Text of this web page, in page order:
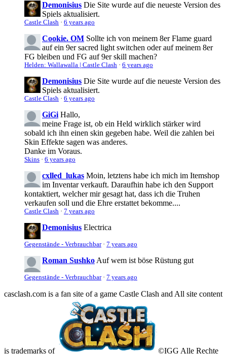
Demonisius Die Site wurde auf die neueste Version des
Spiels aktualisiert.
Castle Clash · 6 years ago
Cookie. OM Sollte ich von meinem 8er Flame guard
auf ein 9er sacred light switchen oder auf meinem 8er
FG bleiben und FG auf 9er skill machen?
Helden: Wallawalla | Castle Clash · 6 years ago
Demonisius Die Site wurde auf die neueste Version des
Spiels aktualisiert.
Castle Clash · 6 years ago
GiGi Hallo,
meine Frage ist, ob ein Held wirklich stärker wird
sobald ich ihn einen skin gegeben habe. Weil die zahlen bei
Skin Effekte sagen was anderes.
Danke im Voraus.
Skins · 6 years ago
cxlled_lukas Moin, letztens habe ich mich im Itemshop
im Inventar verkauft. Daraufhin habe ich den Support
kontaktiert, welcher mir gesagt hat, dass ich die Truhen
verkaufen soll und die Ehre erstattet bekomme....
Castle Clash · 7 years ago
Demonisius Electrica
Gegenstände - Verbrauchbar· 7 years ago
Roman Sushko Auf wem ist böse Rüstung gut
Gegenstände - Verbrauchbar· 7 years ago
casclash.com is a fan site of a game Castle Clash and All site content
is trademarks of ©IGG Alle Rechte